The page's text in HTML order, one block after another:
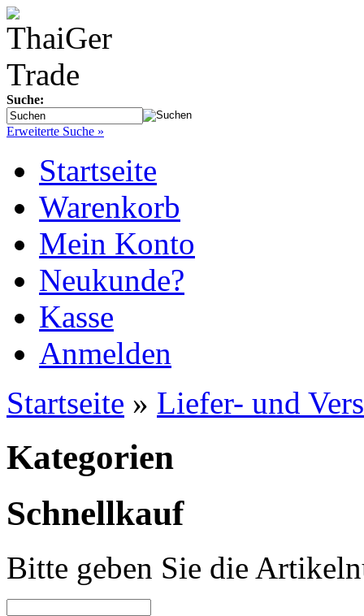
Suche:
Erweiterte Suche »
Startseite
Warenkorb
Mein Konto
Neukunde?
Kasse
Anmelden
Startseite » Liefer- und
Kategorien
Schnellkauf
Bitte geben Sie die